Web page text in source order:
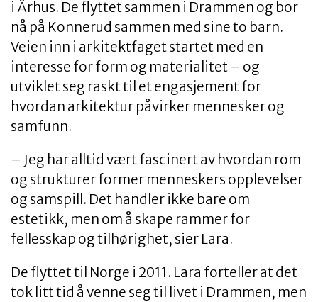
i Århus. De flyttet sammen i Drammen og bor
nå på Konnerud sammen med sine to barn.
Veien inn i arkitektfaget startet med en
interesse for form og materialitet – og
utviklet seg raskt til et engasjement for
hvordan arkitektur påvirker mennesker og
samfunn.
– Jeg har alltid vært fascinert av hvordan rom
og strukturer former menneskers opplevelser
og samspill. Det handler ikke bare om
estetikk, men om å skape rammer for
fellesskap og tilhørighet, sier Lara.
De flyttet til Norge i 2011. Lara forteller at det
tok litt tid å venne seg til livet i Drammen, men